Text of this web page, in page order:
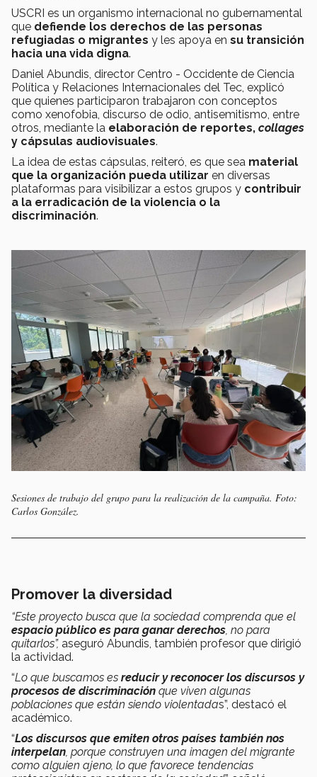
USCRI es un organismo internacional no gubernamental
que defiende los derechos de las personas
refugiadas o migrantes y les apoya en su transición
hacia una vida digna.
Daniel Abundis, director Centro - Occidente de Ciencia
Política y Relaciones Internacionales del Tec, explicó
que quienes participaron trabajaron con conceptos
como xenofobia, discurso de odio, antisemitismo, entre
otros, mediante la elaboración de reportes, collages
y cápsulas audiovisuales.
La idea de estas cápsulas, reiteró, es que sea material
que la organización pueda utilizar en diversas
plataformas para visibilizar a estos grupos y contribuir
a la erradicación de la violencia o la
discriminación.
Sesiones de trabajo del grupo para la realización de la campaña. Foto:
Carlos González.
Promover la diversidad
“Este proyecto busca que la sociedad comprenda que el
espacio público es para ganar derechos , no para
quitarlos”, aseguró Abundis, también profesor que dirigió
la actividad.
“Lo que buscamos es reducir y reconocer los discursos y
procesos de discriminación que viven algunas
poblaciones que están siendo violentadas”, destacó el
académico.
“Los discursos que emiten otros países también nos
interpelan , porque construyen una imagen del migrante
como alguien ajeno, lo que favorece tendencias